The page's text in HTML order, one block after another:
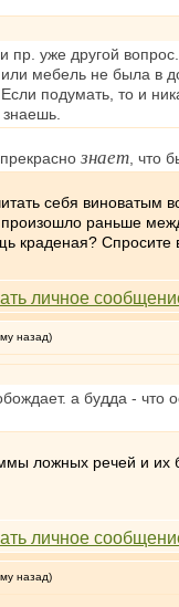
уже другой
мебель не была в
подумать, то и
знает , что
себя
произошло раньше
краденая?
назад)
а будда - что
ложных речей и их
назад)